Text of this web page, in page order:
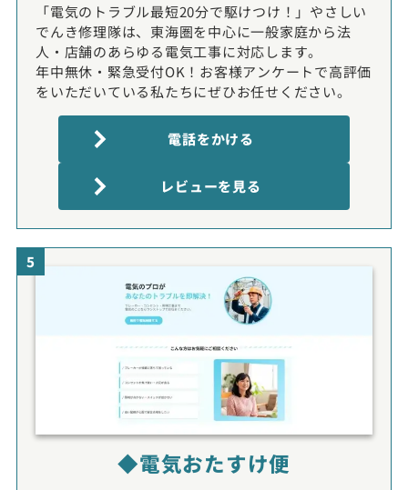
「電気のトラブル最短20分で駆けつけ！」やさしい
でんき修理隊は、東海圏を中心に一般家庭から法
人・店舗のあらゆる電気工事に対応します。
年中無休・緊急受付OK！お客様アンケートで高評価
をいただいている私たちにぜひお任せください。
電話をかける
レビューを見る
5
◆電気おたすけ便